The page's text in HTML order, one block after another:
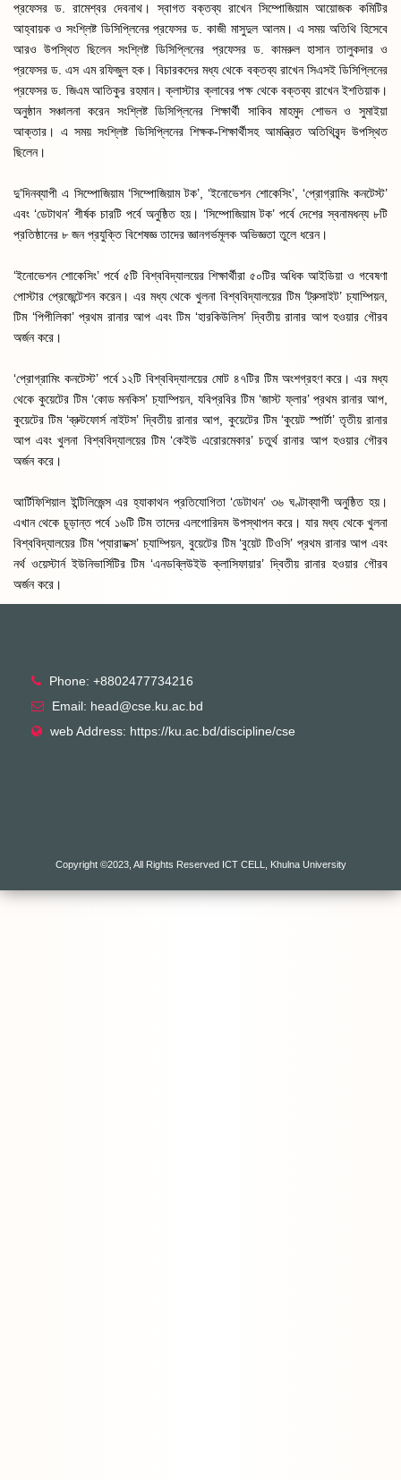
প্রফেসর ড. রামেশ্বর দেবনাথ। স্বাগত বক্তব্য রাখেন সিম্পোজিয়াম আয়োজক কমিটির
আহ্বায়ক ও সংশ্লিষ্ট ডিসিপ্লিনের প্রফেসর ড. কাজী মাসুদুল আলম। এ সময় অতিথি হিসেবে
আরও উপস্থিত ছিলেন সংশ্লিষ্ট ডিসিপ্লিনের প্রফেসর ড. কামরুল হাসান তালুকদার ও
প্রফেসর ড. এস এম রফিজুল হক। বিচারকদের মধ্য থেকে বক্তব্য রাখেন সিএসই ডিসিপ্লিনের
প্রফেসর ড. জিএম আতিকুর রহমান। ক্লাস্টার ক্লাবের পক্ষ থেকে বক্তব্য রাখেন ইশতিয়াক।
অনুষ্ঠান সঞ্চালনা করেন সংশ্লিষ্ট ডিসিপ্লিনের শিক্ষার্থী সাকিব মাহমুদ শোভন ও সুমাইয়া
আক্তার। এ সময় সংশ্লিষ্ট ডিসিপ্লিনের শিক্ষক-শিক্ষার্থীসহ আমন্ত্রিত অতিথিবৃন্দ উপস্থিত
ছিলেন।
দু’দিনব্যাপী এ সিম্পোজিয়াম ‘সিম্পোজিয়াম টক’, ‘ইনোভেশন শোকেসিং’, ‘প্রোগ্রামিং কনটেস্ট’
এবং ‘ডেটাথন’ শীর্ষক চারটি পর্বে অনুষ্ঠিত হয়। ‘সিম্পোজিয়াম টক’ পর্বে দেশের স্বনামধন্য ৮টি
প্রতিষ্ঠানের ৮ জন প্রযুক্তি বিশেষজ্ঞ তাদের জ্ঞানগর্ভমূলক অভিজ্ঞতা তুলে ধরেন।
‘ইনোভেশন শোকেসিং’ পর্বে ৫টি বিশ্ববিদ্যালয়ের শিক্ষার্থীরা ৫০টির অধিক আইডিয়া ও গবেষণা
পোস্টার প্রেজেন্টেশন করেন। এর মধ্য থেকে খুলনা বিশ্ববিদ্যালয়ের টিম ‘ট্রুসাইট’ চ্যাম্পিয়ন,
টিম ‘পিপীলিকা’ প্রথম রানার আপ এবং টিম ‘হারকিউলিস’ দ্বিতীয় রানার আপ হওয়ার গৌরব
অর্জন করে।
‘প্রোগ্রামিং কনটেস্ট’ পর্বে ১২টি বিশ্ববিদ্যালয়ের মোট ৪৭টির টিম অংশগ্রহণ করে। এর মধ্য
থেকে কুয়েটের টিম ‘কোড মনকিস’ চ্যাম্পিয়ন, যবিপ্রবির টিম ‘জাস্ট ফ্লার’ প্রথম রানার আপ,
কুয়েটের টিম ‘ব্রুটফোর্স নাইটস’ দ্বিতীয় রানার আপ, কুয়েটের টিম ‘কুয়েট স্পার্টা’ তৃতীয় রানার
আপ এবং খুলনা বিশ্ববিদ্যালয়ের টিম ‘কেইউ এরোরমেকার’ চতুর্থ রানার আপ হওয়ার গৌরব
অর্জন করে।
আর্টিফিশিয়াল ইন্টিলিজেন্স এর হ্যাকাথন প্রতিযোগিতা ‘ডেটাথন’ ৩৬ ঘণ্টাব্যাপী অনুষ্ঠিত হয়।
এখান থেকে চূড়ান্ত পর্বে ১৬টি টিম তাদের এলগোরিদম উপস্থাপন করে। যার মধ্য থেকে খুলনা
বিশ্ববিদ্যালয়ের টিম ‘প্যারাডক্স’ চ্যাম্পিয়ন, বুয়েটের টিম ‘বুয়েট টিওসি’ প্রথম রানার আপ এবং
নর্থ ওয়েস্টার্ন ইউনিভার্সিটির টিম ‘এনডব্লিউইউ ক্লাসিফায়ার’ দ্বিতীয় রানার হওয়ার গৌরব
অর্জন করে।
Phone: +8802477734216
Email: head@cse.ku.ac.bd
web Address: https://ku.ac.bd/discipline/cse
Copyright ©2023, All Rights Reserved ICT CELL, Khulna University